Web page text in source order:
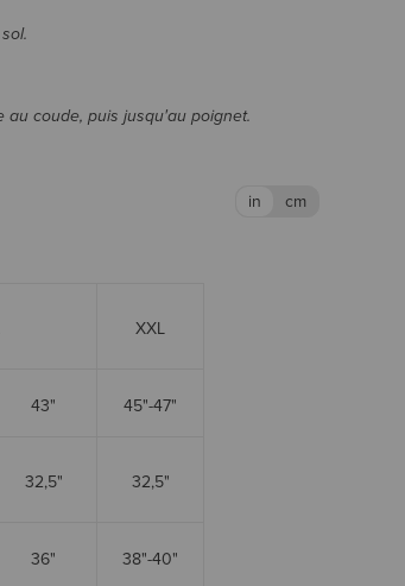
coude, puis jusqu'au poignet.
XXL
43" 45"-47"
32,5" 32,5"
36" 38"-40"